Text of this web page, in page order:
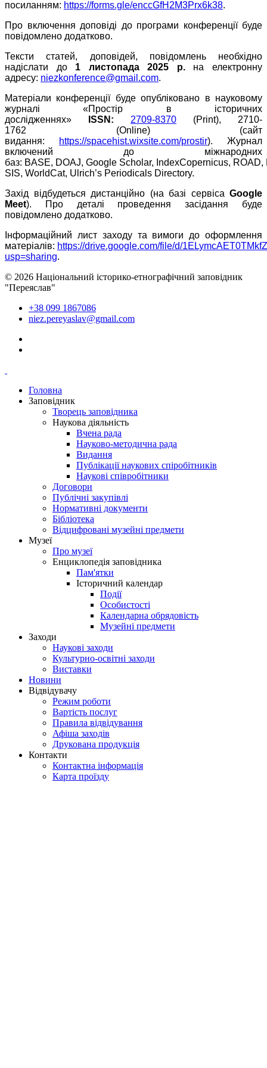
посиланням: https://forms.gle/enccGfH2M3Prx6k38.
Про включення доповіді до програми конференції буде
повідомлено додатково.
Тексти статей, доповідей, повідомлень необхідно
надіслати до 1 листопада 2025 р.на електронну
адресу: niezkonference@gmail.com.
Матеріали конференції буде опубліковано в науковому
журналі «Простір в історичних
дослідженнях»
ISSN : 2709-8370 (Print), 2710-
1762 (Online) (сайт
видання:
https://spacehist.wixsite.com/prostir). Журнал
включений до міжнародних
баз: BASE, DOAJ, Google Scholar, IndexCopernicus,
SIS, WorldCat, Ulrich’s Periodicals Directory.
Захід відбудеться дистанційно (на базі сервіса Google
Meet). Про деталі проведення засідання буде
повідомлено додатково.
Інформаційний лист заходу та вимоги до оформлення
матеріалів: https://drive.google.com/file/d/
usp=sharing.
© 2026 Національний історико-етнографічний заповідник
"Переяслав"
+38 099 1867086
niez.pereyaslav@gmail.com
Головна
Заповідник
Творець заповідника
Наукова діяльність
Вчена рада
Науково-методична рада
Видання
Публікації наукових спіробітників
Наукові співробітники
Договори
Публічні закупівлі
Нормативні документи
Бібліотека
Відцифровані музейні предмети
Музеї
Про музеї
Енциклопедія заповідника
Пам'ятки
Історичний календар
Події
Особистості
Календарна обрядовість
Музейні предмети
Заходи
Наукові заходи
Культурно-освітні заходи
Виставки
Новини
Відвідувачу
Режим роботи
Вартість послуг
Правила відвідування
Афіша заходів
Друкована продукція
Контакти
Контактна інформація
Карта проїзду